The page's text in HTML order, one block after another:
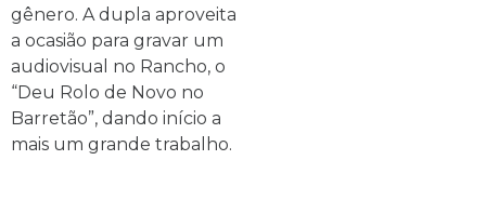
gênero. A dupla aproveita
a ocasião para gravar um
audiovisual no Rancho, o
“Deu Rolo de Novo no
Barretão”, dando início a
mais um grande trabalho.